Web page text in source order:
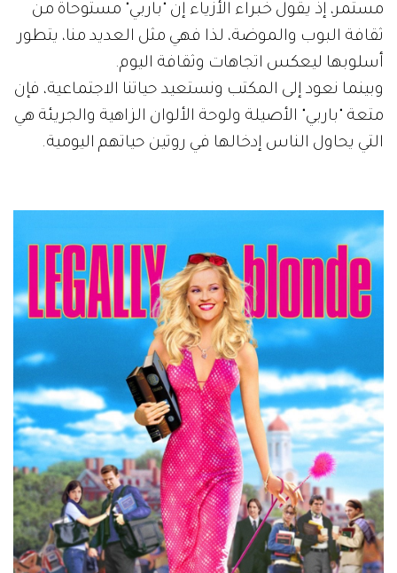
مستمر، إذ يقول خبراء الأزياء إن "باربي" مستوحاة من
ثقافة البوب والموضة، لذا فهي مثل العديد منا، يتطور
أسلوبها ليعكس اتجاهات وثقافة اليوم.
وبينما نعود إلى المكتب ونستعيد حياتنا الاجتماعية، فإن
متعة "باربي" الأصيلة ولوحة الألوان الزاهية والجريئة هي
التي يحاول الناس إدخالها في روتين حياتهم اليومية.